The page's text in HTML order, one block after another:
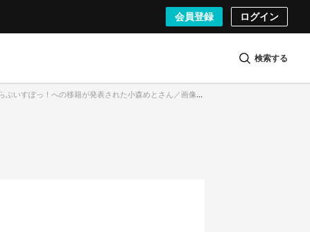
会員登録 ログイン
検索する
すぽっ！への移籍が発表された小森めとさん／画像はTwitterより